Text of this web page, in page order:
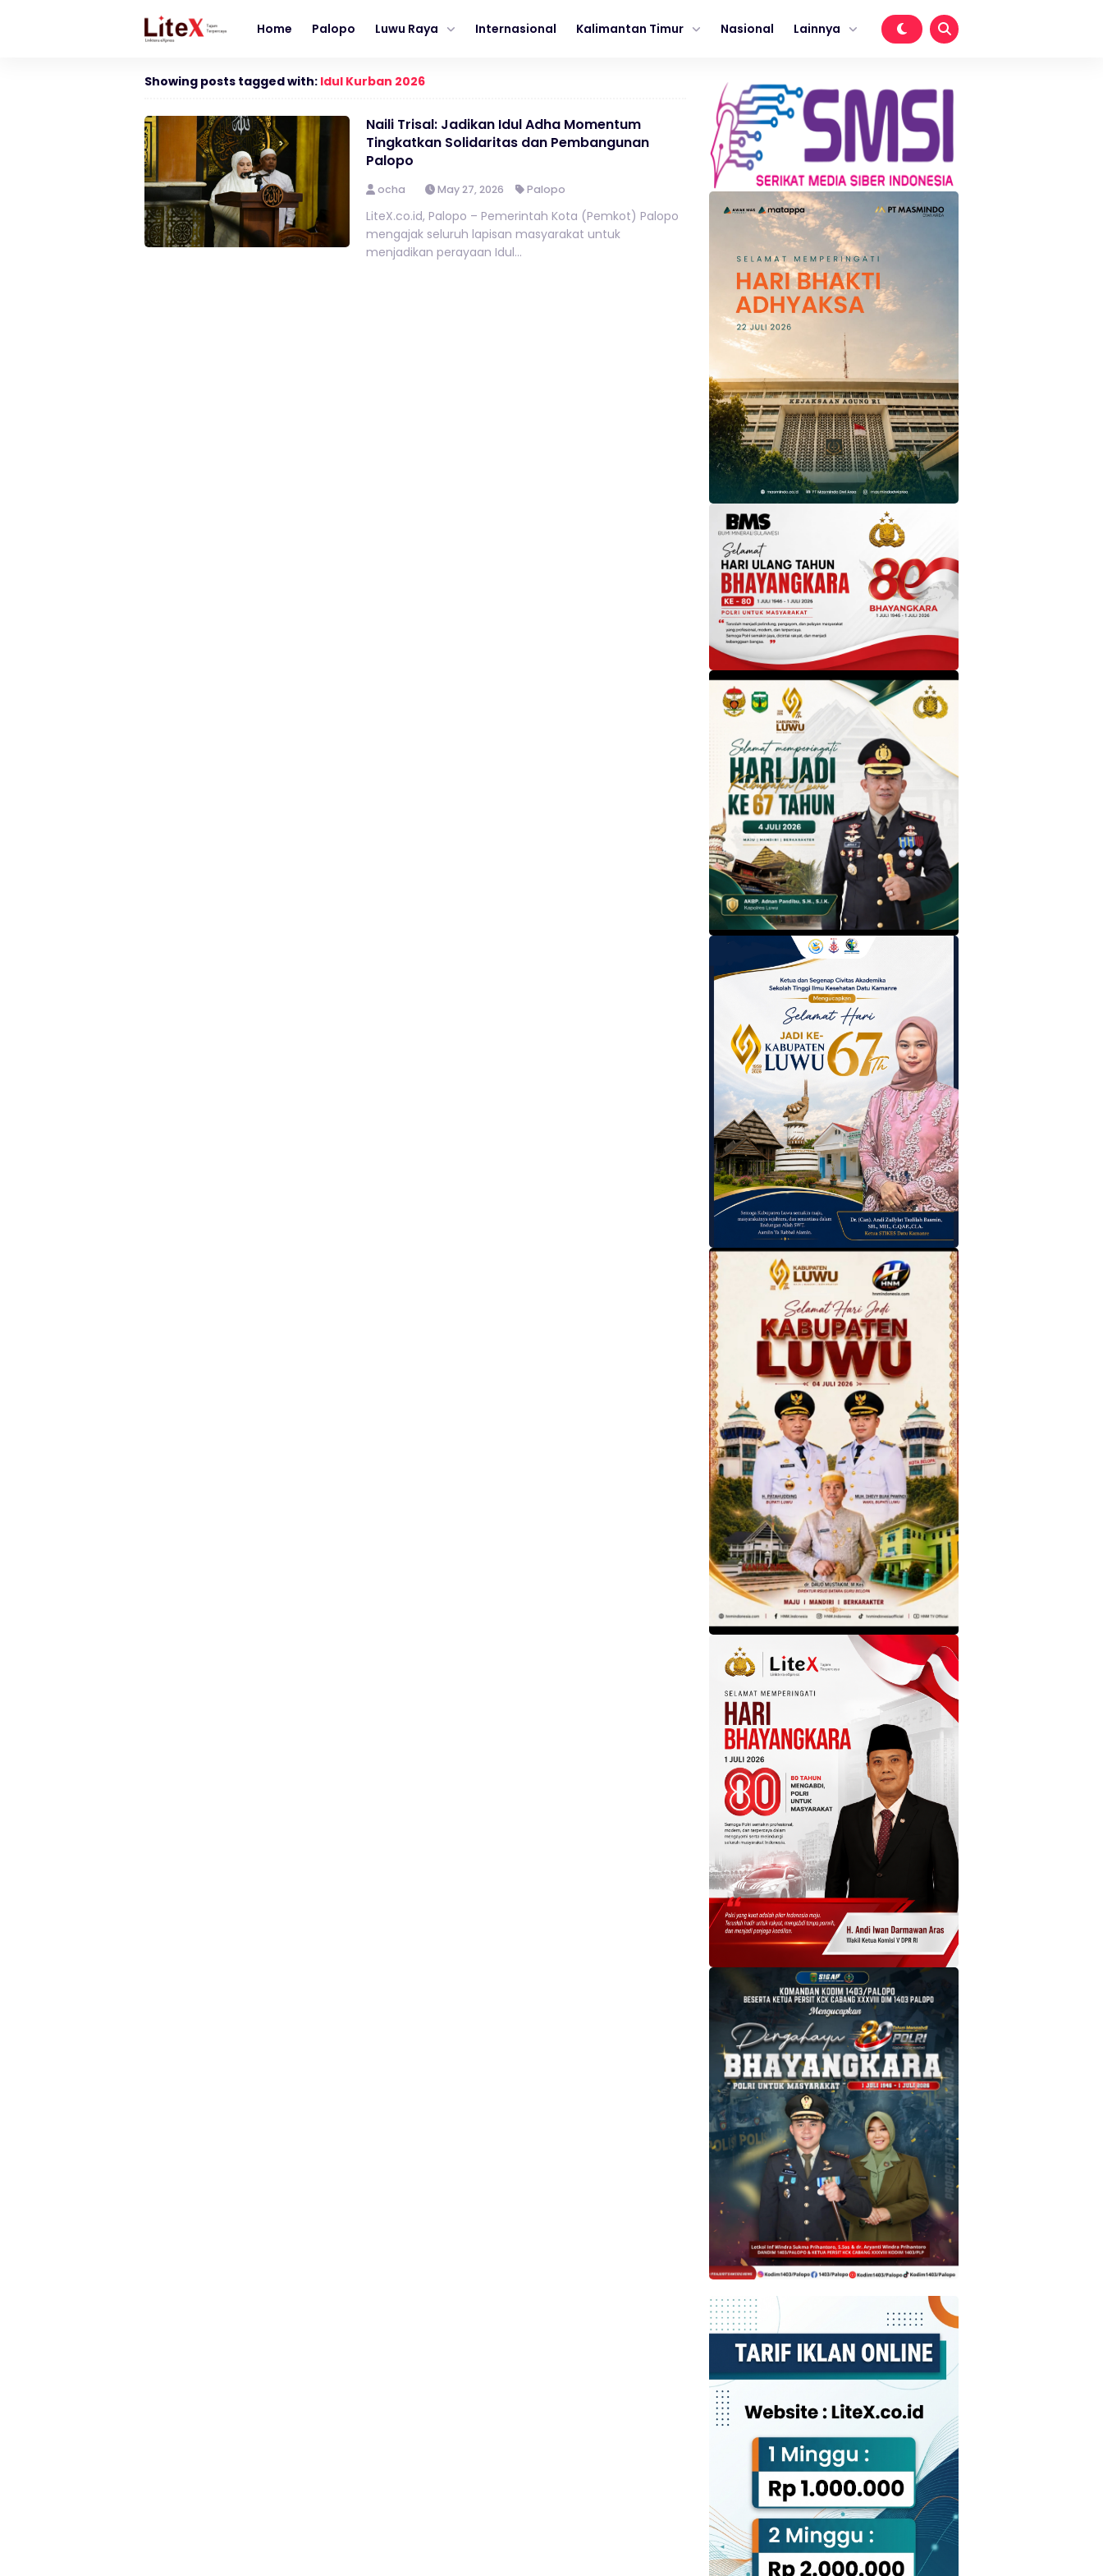
Home Palopo Luwu Raya Internasional Kalimantan Timur Nasional Lainnya
Showing posts tagged with: Idul Kurban 2026
Naili Trisal: Jadikan Idul Adha Momentum
Tingkatkan Solidaritas dan Pembangunan
Palopo
ocha May 27, 2026 Palopo
LiteX.co.id, Palopo – Pemerintah Kota (Pemkot) Palopo
mengajak seluruh lapisan masyarakat untuk
menjadikan perayaan Idul...